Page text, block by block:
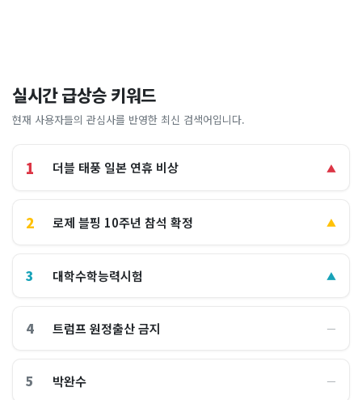
실시간 급상승 키워드
현재 사용자들의 관심사를 반영한 최신 검색어입니다.
1 더블 태풍 일본 연휴 비상 ▲
2 로제 블핑 10주년 참석 확정 ▲
3 대학수학능력시험 ▲
4 트럼프 원정출산 금지 ―
5 박완수 ―